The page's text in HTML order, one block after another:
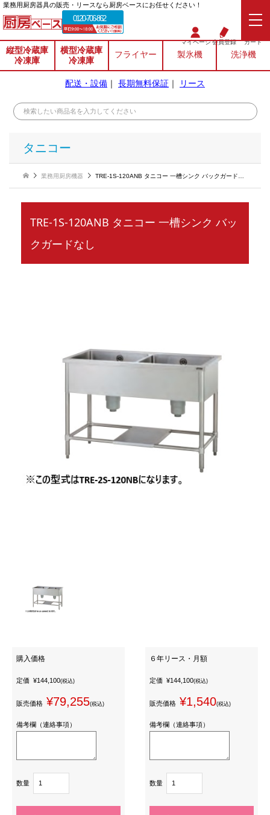
業務⽤厨房器具の販売・リースなら厨房ベースにお任せください！
0120-706-862
マイページ会員登録 カート
縦型冷蔵庫
冷凍庫
横型冷蔵庫
冷凍庫
フライヤー 製氷機 洗浄機
配送・設備 ｜ 長期無料保証 ｜ リース
タニコー
業務用厨房機器 TRE-1S-120ANB タニコー 一槽シンク バックガードなし
TRE-1S-120ANB タニコー 一槽シンク バッ
クガードなし
購入価格
定価 ¥144,100(税込)
販売価格 ¥79,255(税込)
備考欄（連絡事項）
数量
６年リース・月額
定価 ¥144,100(税込)
販売価格 ¥1,540(税込)
備考欄（連絡事項）
数量